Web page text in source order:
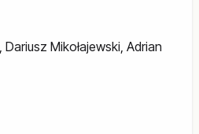
Dariusz Mikołajewski Adrian